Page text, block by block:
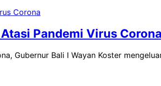
Atasi Pandemi Virus Corona
Gubernur Bali I Wayan Koster